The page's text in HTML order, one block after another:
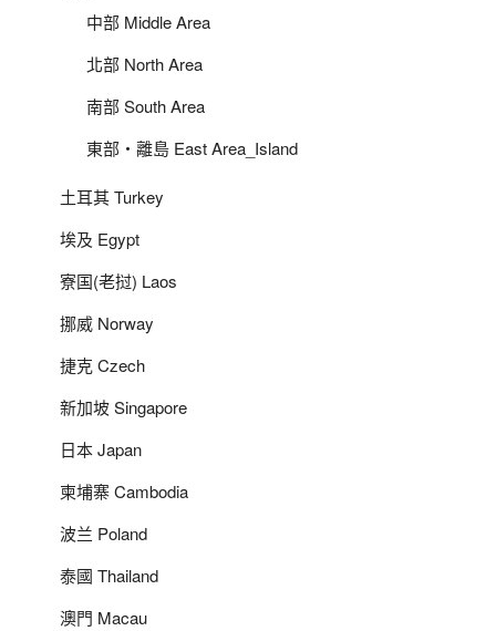
中部 Middle Area
北部 North Area
南部 South Area
東部‧離島 East Area_Island
土耳其 Turkey
埃及 Egypt
寮国(老挝) Laos
挪威 Norway
捷克 Czech
新加坡 Singapore
日本 Japan
柬埔寨 Cambodia
波兰 Poland
泰國 Thailand
澳門 Macau